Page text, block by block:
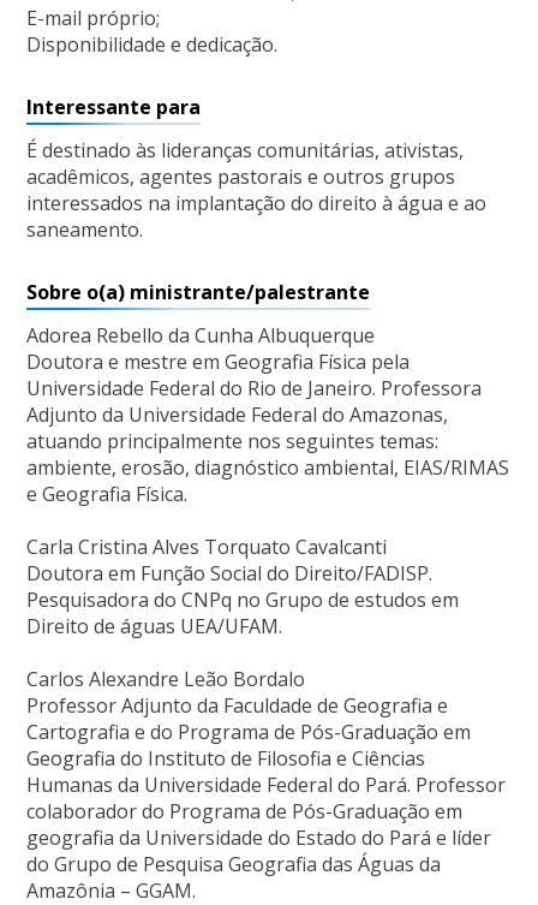
E-mail próprio;
Disponibilidade e dedicação.
Interessante para
É destinado às lideranças comunitárias, ativistas,
acadêmicos, agentes pastorais e outros grupos
interessados na implantação do direito à água e ao
saneamento.
Sobre o(a) ministrante/palestrante
Adorea Rebello da Cunha Albuquerque
Doutora e mestre em Geografia Física pela
Universidade Federal do Rio de Janeiro. Professora
Adjunto da Universidade Federal do Amazonas,
atuando principalmente nos seguintes temas:
ambiente, erosão, diagnóstico ambiental, EIAS/RIMAS
e Geografia Física.
Carla Cristina Alves Torquato Cavalcanti
Doutora em Função Social do Direito/FADISP.
Pesquisadora do CNPq no Grupo de estudos em
Direito de águas UEA/UFAM.
Carlos Alexandre Leão Bordalo
Professor Adjunto da Faculdade de Geografia e
Cartografia e do Programa de Pós-Graduação em
Geografia do Instituto de Filosofia e Ciências
Humanas da Universidade Federal do Pará. Professor
colaborador do Programa de Pós-Graduação em
geografia da Universidade do Estado do Pará e líder
do Grupo de Pesquisa Geografia das Águas da
Amazônia – GGAM.